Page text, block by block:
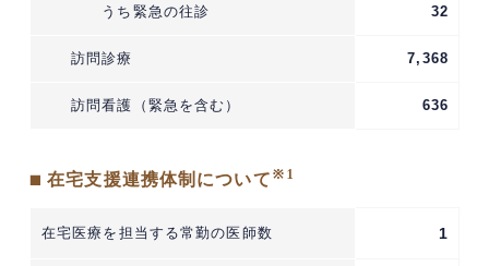
うち緊急の往診 32
訪問診療 7,368
訪問看護（緊急を含む） 636
■ 在宅支援連携体制について※1
在宅医療を担当する常勤の医師数 1